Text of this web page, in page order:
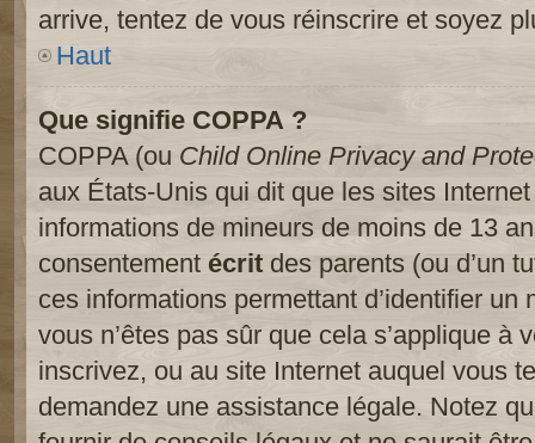
arrive, tentez de vous réinscrire et soyez
Haut
Que signifie COPPA ?
COPPA (ou Child Online Privacy and
aux États-Unis qui dit que les sites
informations de mineurs de moins de 13
consentement écrit des parents (ou d’un
ces informations permettant d’identifier
vous n’êtes pas sûr que cela s’applique à
inscrivez, ou au site Internet auquel vous
demandez une assistance légale. Notez